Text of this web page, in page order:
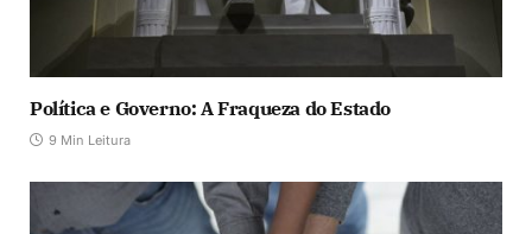
Política e Governo: A Fraqueza do Estado
9 Min Leitura